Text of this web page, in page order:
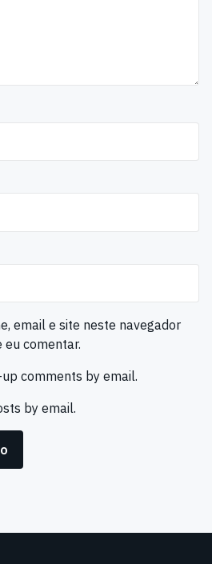
email e site neste navegador
eu comentar.
comments by email.
by email.